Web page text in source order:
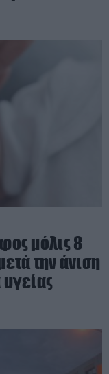
μόλις 8
την άνιση